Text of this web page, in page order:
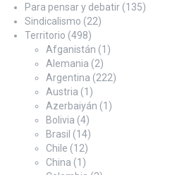
Para pensar y debatir (135)
Sindicalismo (22)
Territorio (498)
Afganistán (1)
Alemania (2)
Argentina (222)
Austria (1)
Azerbaiyán (1)
Bolivia (4)
Brasil (14)
Chile (12)
China (1)